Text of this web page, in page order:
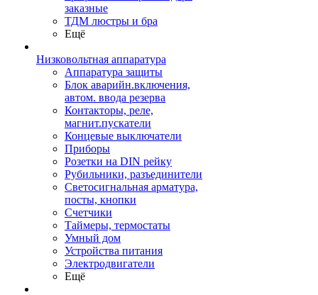
заказные
ТДМ люстры и бра
Ещё
Низковольтная аппаратура
Аппаратура защиты
Блок аварийн.включения,
автом. ввода резерва
Контакторы, реле,
магнит.пускатели
Концевые выключатели
Приборы
Розетки на DIN рейку
Рубильники, разъединители
Светосигнальная арматура,
посты, кнопки
Счетчики
Таймеры, термостаты
Умный дом
Устройства питания
Электродвигатели
Ещё